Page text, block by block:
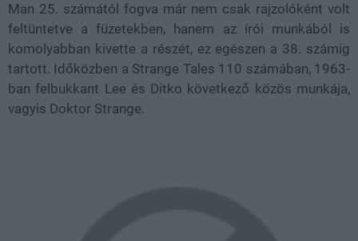
Man 25. számától fogva már nem csak rajzolóként volt
feltüntetve a füzetekben, hanem az írói munkából is
komolyabban kivette a részét, ez egészen a 38. számig
tartott. Időközben a Strange Tales 110 számában, 1963-
ban felbukkant Lee és Ditko következő közös munkája,
vagyis Doktor Strange.